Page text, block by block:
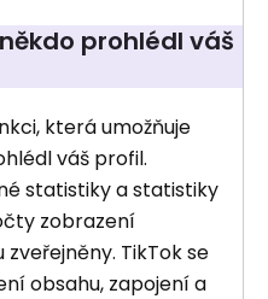
prohlédl váš
která umožňuje
váš profil.
statistiky a statistiky
zobrazení
TikTok se
obsahu, zapojení a